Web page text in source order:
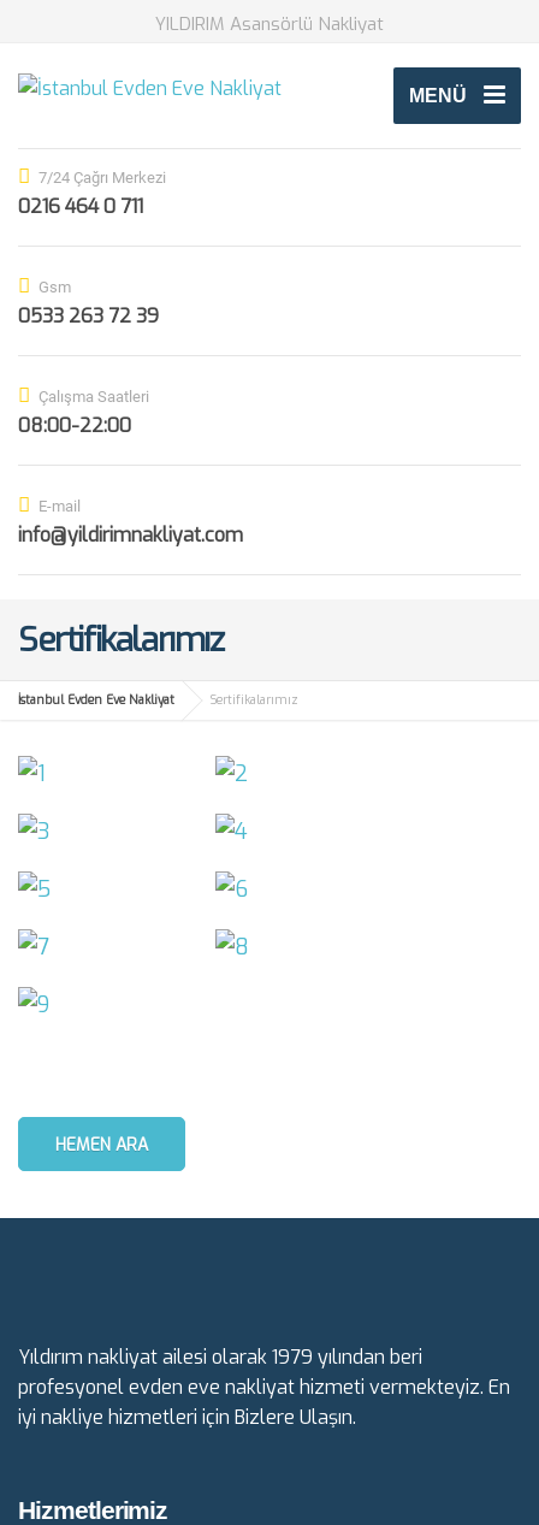
YILDIRIM Asansörlü Nakliyat
MENÜ
7/24 Çağrı Merkezi
0216 464 0 711
Gsm
0533 263 72 39
Çalışma Saatleri
08:00-22:00
E-mail
info@yildirimnakliyat.com
Sertifikalarımız
İstanbul Evden Eve Nakliyat Sertifikalarımız
HEMEN ARA
Yıldırım nakliyat ailesi olarak 1979 yılından beri
profesyonel evden eve nakliyat hizmeti vermekteyiz. En
iyi nakliye hizmetleri için Bizlere Ulaşın.
Hizmetlerimiz